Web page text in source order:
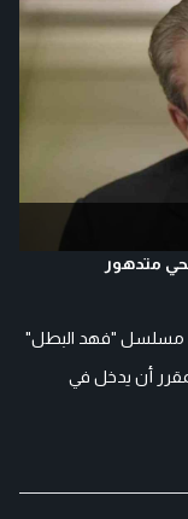
متدهور
مسلسل "فهد البطل"
أن يدخل في